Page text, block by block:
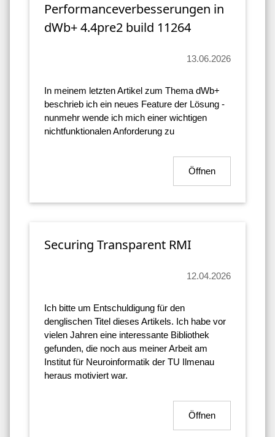
Performanceverbesserungen in
dWb+ 4.4pre2 build 11264
13.06.2026
In meinem letzten Artikel zum Thema dWb+
beschrieb ich ein neues Feature der Lösung -
nunmehr wende ich mich einer wichtigen
nichtfunktionalen Anforderung zu
Öffnen
Securing Transparent RMI
12.04.2026
Ich bitte um Entschuldigung für den
denglischen Titel dieses Artikels. Ich habe vor
vielen Jahren eine interessante Bibliothek
gefunden, die noch aus meiner Arbeit am
Institut für Neuroinformatik der TU Ilmenau
heraus motiviert war.
Öffnen